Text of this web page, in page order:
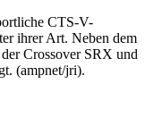
CTS-V-
ihrer Art. Neben dem
Crossover SRX und
(ampnet/jri).